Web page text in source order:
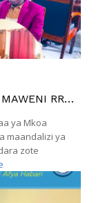
RRH
ya Mkoa
maandalizi ya
zote